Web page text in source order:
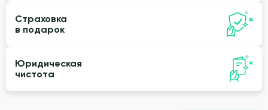
Страховка
в подарок
Юридическая
чистота